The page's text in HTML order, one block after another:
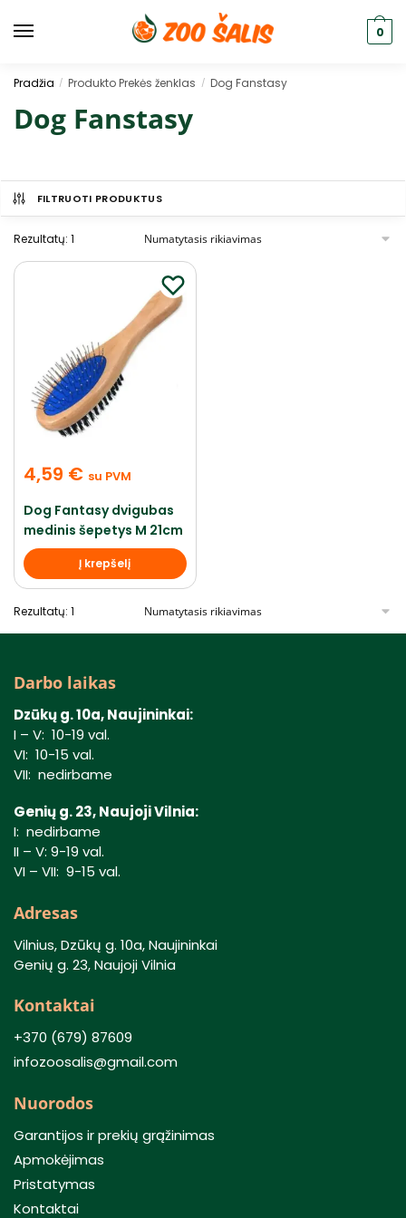
0
Pradžia / Produkto Prekės ženklas / Dog Fanstasy
Dog Fanstasy
FILTRUOTI PRODUKTUS
Rezultatų: 1
4,59 € su PVM
Dog Fantasy dvigubas
medinis šepetys M 21cm
Į krepšelį
Rezultatų: 1
Darbo laikas
Dzūkų g. 10a, Naujininkai:
I – V: 10-19 val.
VI: 10-15 val.
VII: nedirbame
Genių g. 23, Naujoji Vilnia:
I: nedirbame
II – V: 9-19 val.
VI – VII: 9-15 val.
Adresas
Vilnius, Dzūkų g. 10a, Naujininkai
Genių g. 23, Naujoji Vilnia
Kontaktai
+370 (679) 87609
infozoosalis@gmail.com
Nuorodos
Garantijos ir prekių grąžinimas
Apmokėjimas
Pristatymas
Kontaktai